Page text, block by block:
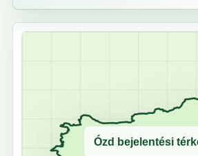
Ózd bejelentési